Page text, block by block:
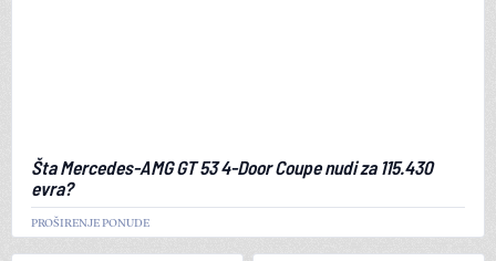
Šta Mercedes-AMG GT 53 4-Door Coupe nudi za 115.430
evra?
PROŠIRENJE PONUDE